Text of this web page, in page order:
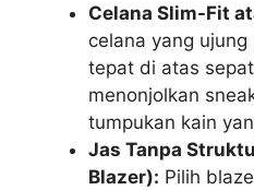
Celana Slim-Fit
celana yang
tepat di atas
menonjolkan
tumpukan kain
Jas Tanpa
Blazer): Pilih